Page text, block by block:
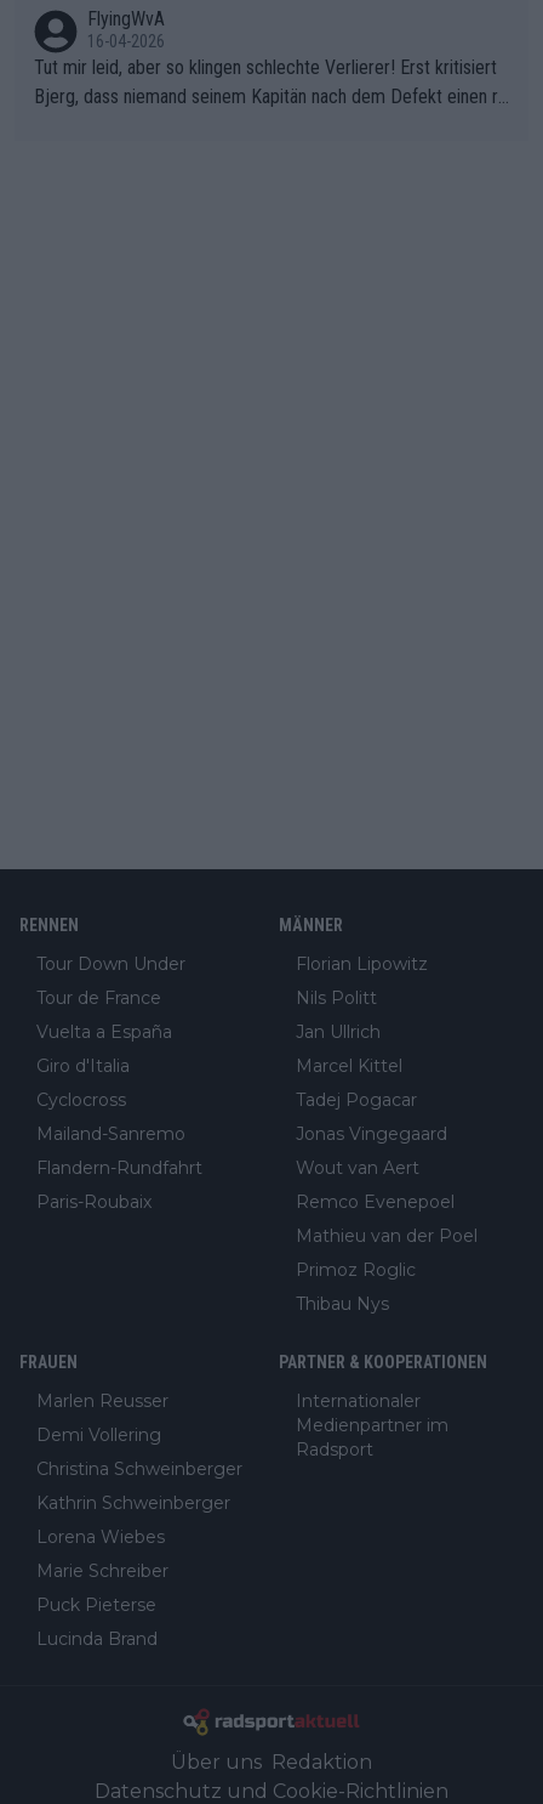
FlyingWvA
16-04-2026
Tut mir leid, aber so klingen schlechte Verlierer! Erst kritisiert
Bjerg, dass niemand seinem Kapitän nach dem Defekt einen ro
RENNEN
Tour Down Under
Tour de France
Vuelta a España
Giro d'Italia
Cyclocross
Mailand-Sanremo
Flandern-Rundfahrt
Paris-Roubaix
MÄNNER
Florian Lipowitz
Nils Politt
Jan Ullrich
Marcel Kittel
Tadej Pogacar
Jonas Vingegaard
Wout van Aert
Remco Evenepoel
Mathieu van der Poel
Primoz Roglic
Thibau Nys
FRAUEN
Marlen Reusser
Demi Vollering
Christina Schweinberger
Kathrin Schweinberger
Lorena Wiebes
Marie Schreiber
Puck Pieterse
Lucinda Brand
PARTNER & KOOPERATIONEN
Internationaler
Medienpartner im
Radsport
Über uns Redaktion
Datenschutz und Cookie-Richtlinien